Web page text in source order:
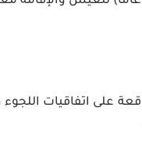
على اتفاقيات